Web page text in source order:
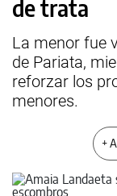
de trata
La menor fue
de Pariata,
reforzar los
menores.
+